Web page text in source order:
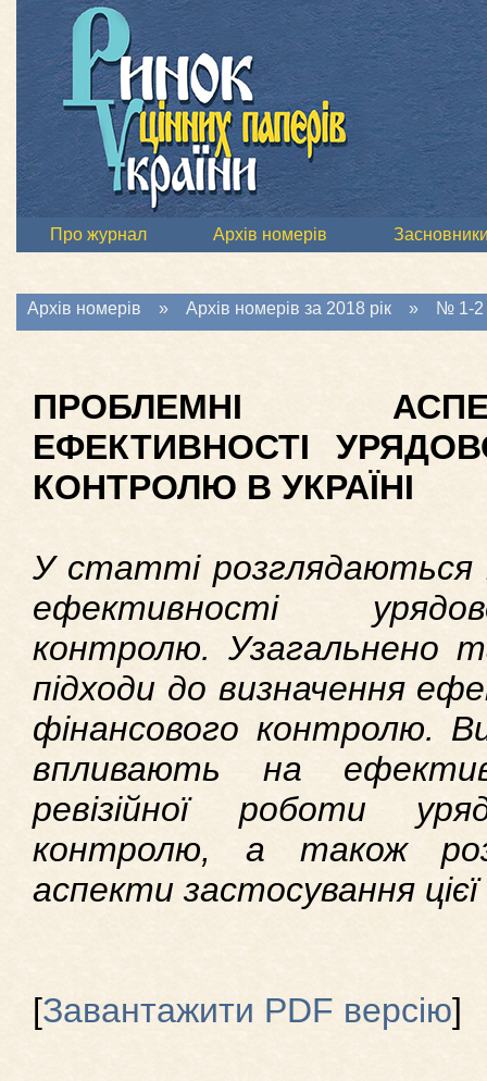
Про журнал Архів номерів
Архів номерів » Архів номерів за 2018 рік » № 1-2
ПРОБЛЕМНІ
ЕФЕКТИВНОСТІ
КОНТРОЛЮ В УКРАЇНІ
У статті розглядаються
ефективності
контролю. Узагальнено
підходи до визначення
фінансового контролю.
впливають на
ревізійної роботи
контролю, а також
аспекти застосування
[Завантажити PDF версію]